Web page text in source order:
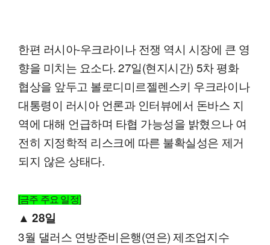
한편 러시아-우크라이나 전쟁 역시 시장에 큰 영
향을 미치는 요소다. 27일(현지시간) 5차 평화
협상을 앞두고 볼로디미르젤렌스키 우크라이나
대통령이 러시아 언론과 인터뷰에서 돈바스 지
역에 대해 언급하며 타협 가능성을 밝혔으나 여
전히 지정학적 리스크에 따른 불확실성은 제거
되지 않은 상태다.
[금주 주요 일정]
▲ 28일
3월 댈러스 연방준비은행(연은) 제조업지수